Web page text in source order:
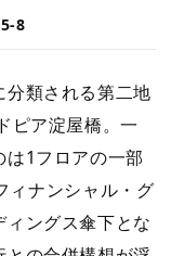
8
類される第二地
ピア淀屋橋。一
1フロアの一部
ィナンシャル・グ
ングス傘下とな